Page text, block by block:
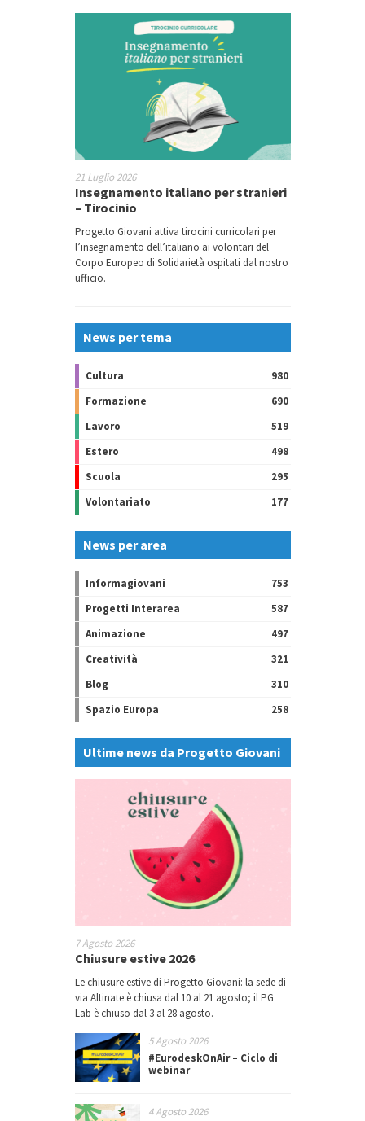
21 Luglio 2026
Insegnamento italiano per stranieri
– Tirocinio
Progetto Giovani attiva tirocini curricolari per
l’insegnamento dell’italiano ai volontari del
Corpo Europeo di Solidarietà ospitati dal nostro
ufficio.
News per tema
Cultura
980
Formazione
690
Lavoro
519
Estero
498
Scuola
295
Volontariato
177
News per area
Informagiovani
753
Progetti Interarea
587
Animazione
497
Creatività
321
Blog
310
Spazio Europa
258
Ultime news da Progetto Giovani
7 Agosto 2026
Chiusure estive 2026
Le chiusure estive di Progetto Giovani: la sede di
via Altinate è chiusa dal 10 al 21 agosto; il PG
Lab è chiuso dal 3 al 28 agosto.
5 Agosto 2026
#EurodeskOnAir – Ciclo di
webinar
4 Agosto 2026